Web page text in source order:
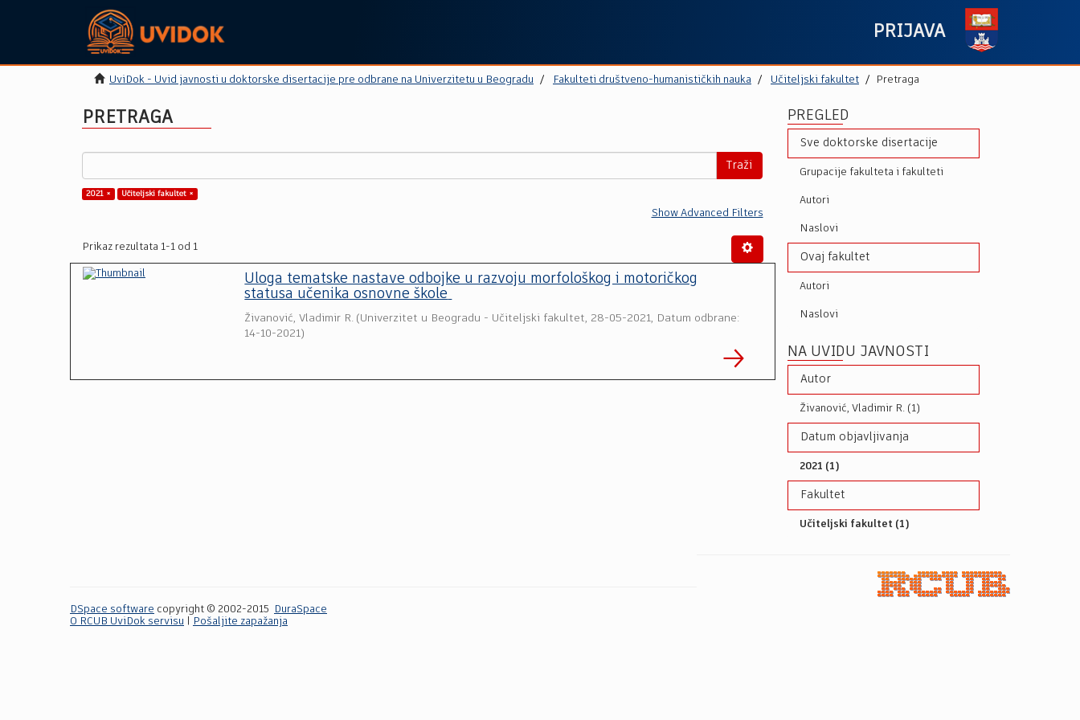
PRIJAVA
UviDok - Uvid javnosti u doktorske disertacije pre odbrane na Univerzitetu u Beogradu Fakulteti društveno-humanističkih nauka Učiteljski fakultet Pretraga
PRETRAGA
Traži
2021 × Učiteljski fakultet ×
Show Advanced Filters
Prikaz rezultata 1-1 od 1
Uloga tematske nastave odbojke u razvoju morfološkog i motoričkog
statusa učenika osnovne škole
Živanović, Vladimir R. (Univerzitet u Beogradu - Učiteljski fakultet, 28-05-2021, Datum odbrane:
14-10-2021)
PREGLED
Sve doktorske disertacije
Grupacije fakulteta i fakulteti
Autori
Naslovi
Ovaj fakultet
Autori
Naslovi
NA UVIDU JAVNOSTI
Autor
Živanović, Vladimir R. (1)
Datum objavljivanja
2021 (1)
Fakultet
Učiteljski fakultet (1)
DSpace software copyright © 2002-2015
DuraSpace
O RCUB UviDok servisu
Pošaljite zapažanja